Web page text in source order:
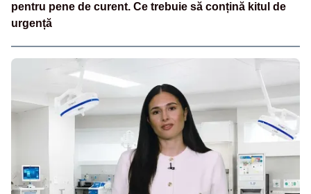
pentru pene de curent. Ce trebuie să conțină kitul de
urgență